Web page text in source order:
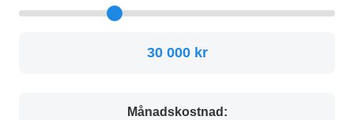
30 000 kr
Månadskostnad: